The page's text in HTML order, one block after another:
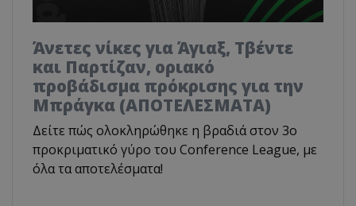
Άνετες νίκες για Άγιαξ, Τβέντε
και Παρτίζαν, οριακό
προβάδισμα πρόκρισης για την
Μπράγκα (ΑΠΟΤΕΛΕΣΜΑΤΑ)
Δείτε πώς ολοκληρώθηκε η βραδιά στον 3ο
προκριματικό γύρο του Conference League, με
όλα τα αποτελέσματα!